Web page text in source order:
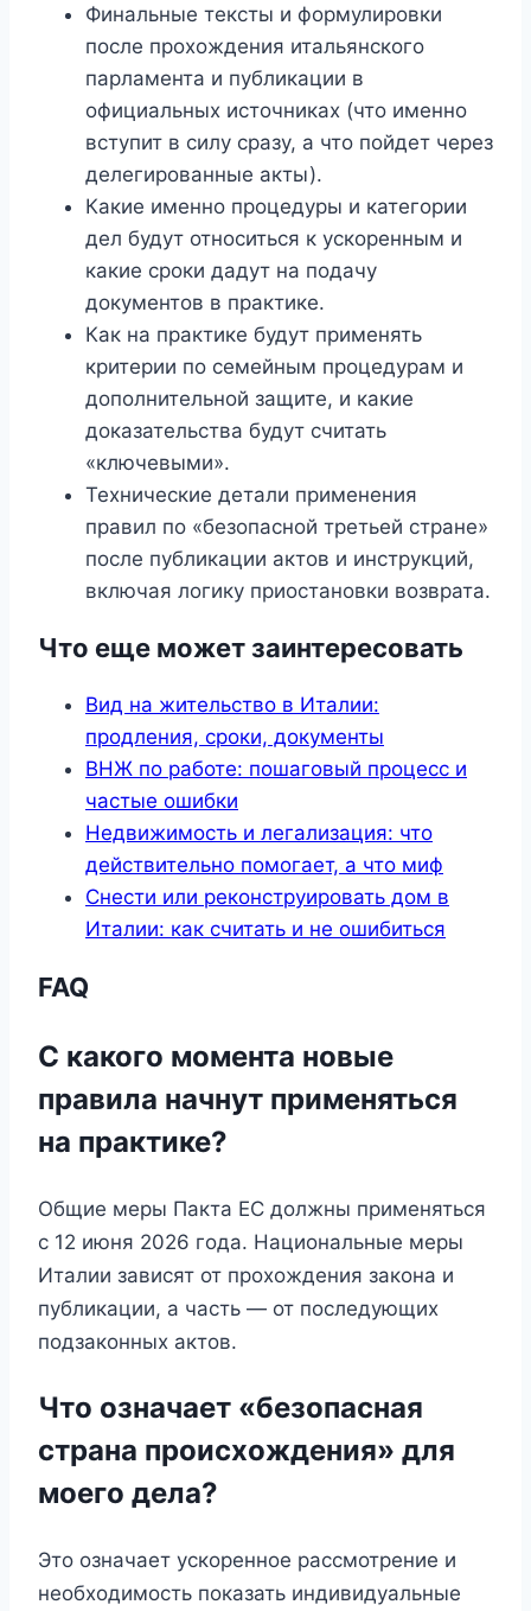
Финальные тексты и формулировки
после прохождения итальянского
парламента и публикации в
официальных источниках (что именно
вступит в силу сразу, а что пойдет через
делегированные акты).
Какие именно процедуры и категории
дел будут относиться к ускоренным и
какие сроки дадут на подачу
документов в практике.
Как на практике будут применять
критерии по семейным процедурам и
дополнительной защите, и какие
доказательства будут считать
«ключевыми».
Технические детали применения
правил по «безопасной третьей стране»
после публикации актов и инструкций,
включая логику приостановки возврата.
Что еще может заинтересовать
Вид на жительство в Италии:
продления, сроки, документы
ВНЖ по работе: пошаговый процесс и
частые ошибки
Недвижимость и легализация: что
действительно помогает, а что миф
Снести или реконструировать дом в
Италии: как считать и не ошибиться
FAQ
С какого момента новые
правила начнут применяться
на практике?
Общие меры Пакта ЕС должны применяться
с 12 июня 2026 года. Национальные меры
Италии зависят от прохождения закона и
публикации, а часть — от последующих
подзаконных актов.
Что означает «безопасная
страна происхождения» для
моего дела?
Это означает ускоренное рассмотрение и
необходимость показать индивидуальные